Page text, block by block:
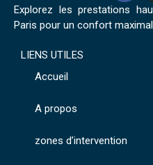
Explorez les prestations
Paris pour un confort
LIENS UTILES
Accueil
A propos
zones d’intervention